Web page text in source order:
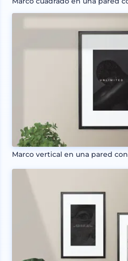
Marco vertical en una pared